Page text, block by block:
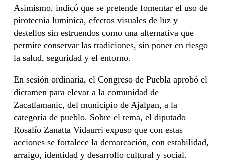
Asimismo, indicó que se pretende fomentar el uso de
pirotecnia lumínica, efectos visuales de luz y
destellos sin estruendos como una alternativa que
permite conservar las tradiciones, sin poner en riesgo
la salud, seguridad y el entorno.
En sesión ordinaria, el Congreso de Puebla aprobó el
dictamen para elevar a la comunidad de
Zacatlamanic, del municipio de Ajalpan, a la
categoría de pueblo. Sobre el tema, el diputado
Rosalío Zanatta Vidaurri expuso que con estas
acciones se fortalece la demarcación, con estabilidad,
arraigo, identidad y desarrollo cultural y social.